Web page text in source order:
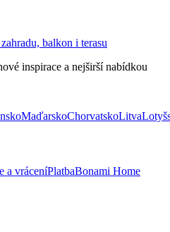
balkon i terasu
inspirace a nejširší nabídkou
MaďarskoChorvatskoLitva
a vráceníPlatbaBonami Home